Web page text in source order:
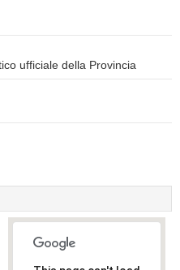
ufficiale della Provincia